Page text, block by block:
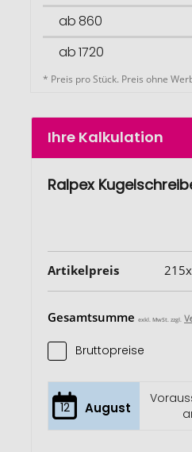
ab 860
ab 1720
* Preis pro Stück. Preis ohne
Ihre Kalkulation
Ralpex
Artikelpreis 215x
Gesamtsumme exkl. MwSt. zzgl.
Bruttopreise
12 August